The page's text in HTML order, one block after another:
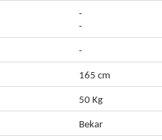
-
-
-
165 cm
50 Kg
Bekar